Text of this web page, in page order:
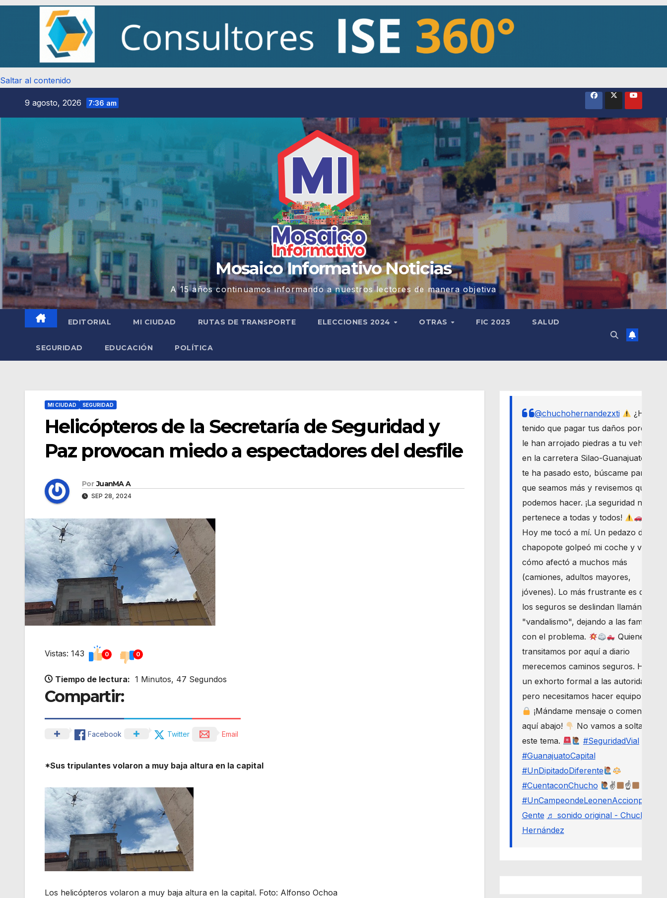
Saltar al contenido
9 agosto, 2026 7:36 am
Mosaico Informativo Noticias
A 15 años continuamos informando a nuestros lectores de manera objetiva
EDITORIAL MI CIUDAD RUTAS DE TRANSPORTE ELECCIONES 2024 OTRAS FIC 2025 SALUD
SEGURIDAD EDUCACIÓN POLÍTICA
MI CIUDAD SEGURIDAD
Helicópteros de la Secretaría de Seguridad y
Paz provocan miedo a espectadores del desfile
Por JuanMA A
SEP 28, 2024
Vistas: 143 0 0
Tiempo de lectura: 1 Minutos, 47 Segundos
Compartir:
Facebook Twitter Email
*Sus tripulantes volaron a muy baja altura en la capital
Los helicópteros volaron a muy baja altura en la capital. Foto: Alfonso Ochoa
@chuchohernandezxti
¿Has
tenido que pagar tus daños porque
le han arrojado piedras a tu vehículo
en la carretera Silao-Guanajuato? Si
te ha pasado esto, búscame para
que seamos más y revisemos qué
podemos hacer. ¡La seguridad nos
pertenece a todas y todos!
Hoy me tocó a mí. Un pedazo de
chapopote golpeó mi coche y vi
cómo afectó a muchos más
(camiones, adultos mayores,
jóvenes). Lo más frustrante es que
los seguros se deslindan llamándolo
"vandalismo", dejando a las familias
con el problema.
Quienes
transitamos por aquí a diario
merecemos caminos seguros. Haré
un exhorto formal a las autoridades,
pero necesitamos hacer equipo.
¡Mándame mensaje o comenta
aquí abajo!
No vamos a soltar
este tema.
#SeguridadVial
#GuanajuatoCapital
#UnDipitadoDiferente
#CuentaconChucho
✌
☝
#UnCampeondeLeonenAccionporLa
Gente ♬ sonido original - Chucho
Hernández